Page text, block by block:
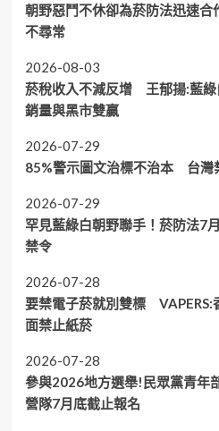
朝野惡鬥不休卻為菸防法迅速
不尋常
2026-08-03
菸稅收入不減反增 王郁揚:藍綠
銷量與黑市雙贏
2026-07-29
85%警示圖文治標不治本 台灣
2026-07-29
罕見藍綠白朝野聯手！菸防法7
禁令
2026-07-28
要禁電子菸就別雙標 VAPERS:
面禁止紙菸
2026-07-28
參與2026地方選舉!民眾黨青年
營隊7月底截止報名